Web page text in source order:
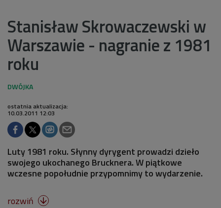
Stanisław Skrowaczewski w
Warszawie - nagranie z 1981
roku
ostatnia aktualizacja:
10.03.2011 12:03
Luty 1981 roku. Słynny dyrygent prowadzi dzieło
swojego ukochanego Brucknera. W piątkowe
wczesne popołudnie przypomnimy to wydarzenie.
rozwiń 